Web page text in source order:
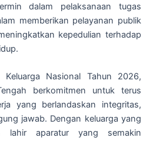
dalam pelaksanaan tugas
memberikan pelayanan publik
kepedulian terhadap
Keluarga Nasional Tahun 2026,
berkomitmen untuk terus
yang berlandaskan integritas,
jawab. Dengan keluarga yang
lahir aparatur yang semakin